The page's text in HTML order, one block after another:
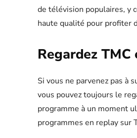
de télévision populaires, y
haute qualité pour profiter
Regardez TMC
Si vous ne parvenez pas à
vous pouvez toujours le
programme à un moment
programmes en replay sur